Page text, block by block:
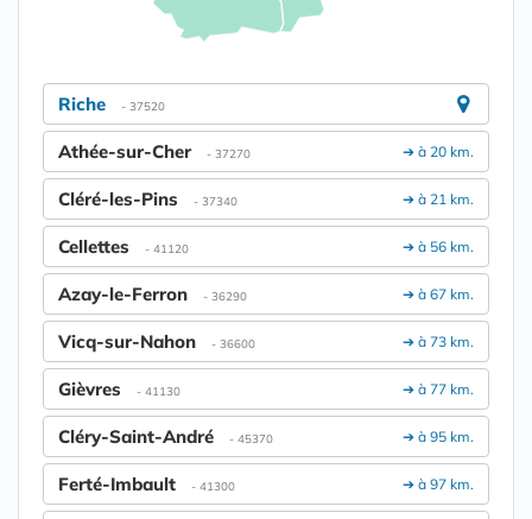
Riche - 37520
➔ à 20 km.
Athée-sur-Cher - 37270
➔ à 21 km.
Cléré-les-Pins - 37340
➔ à 56 km.
Cellettes - 41120
➔ à 67 km.
Azay-le-Ferron - 36290
➔ à 73 km.
Vicq-sur-Nahon - 36600
➔ à 77 km.
Gièvres - 41130
➔ à 95 km.
Cléry-Saint-André - 45370
➔ à 97 km.
Ferté-Imbault - 41300